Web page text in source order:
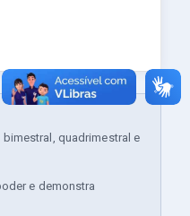
quadrimestral e
e demonstra